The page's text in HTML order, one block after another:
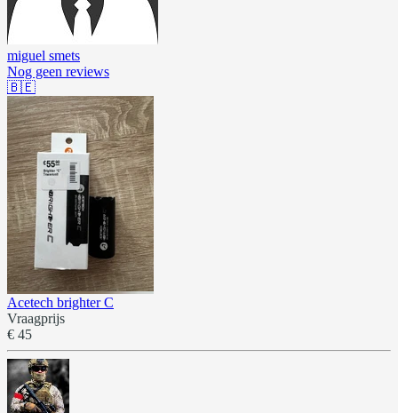
miguel smets
Nog geen reviews
🇧🇪
Acetech brighter C
Vraagprijs
€ 45